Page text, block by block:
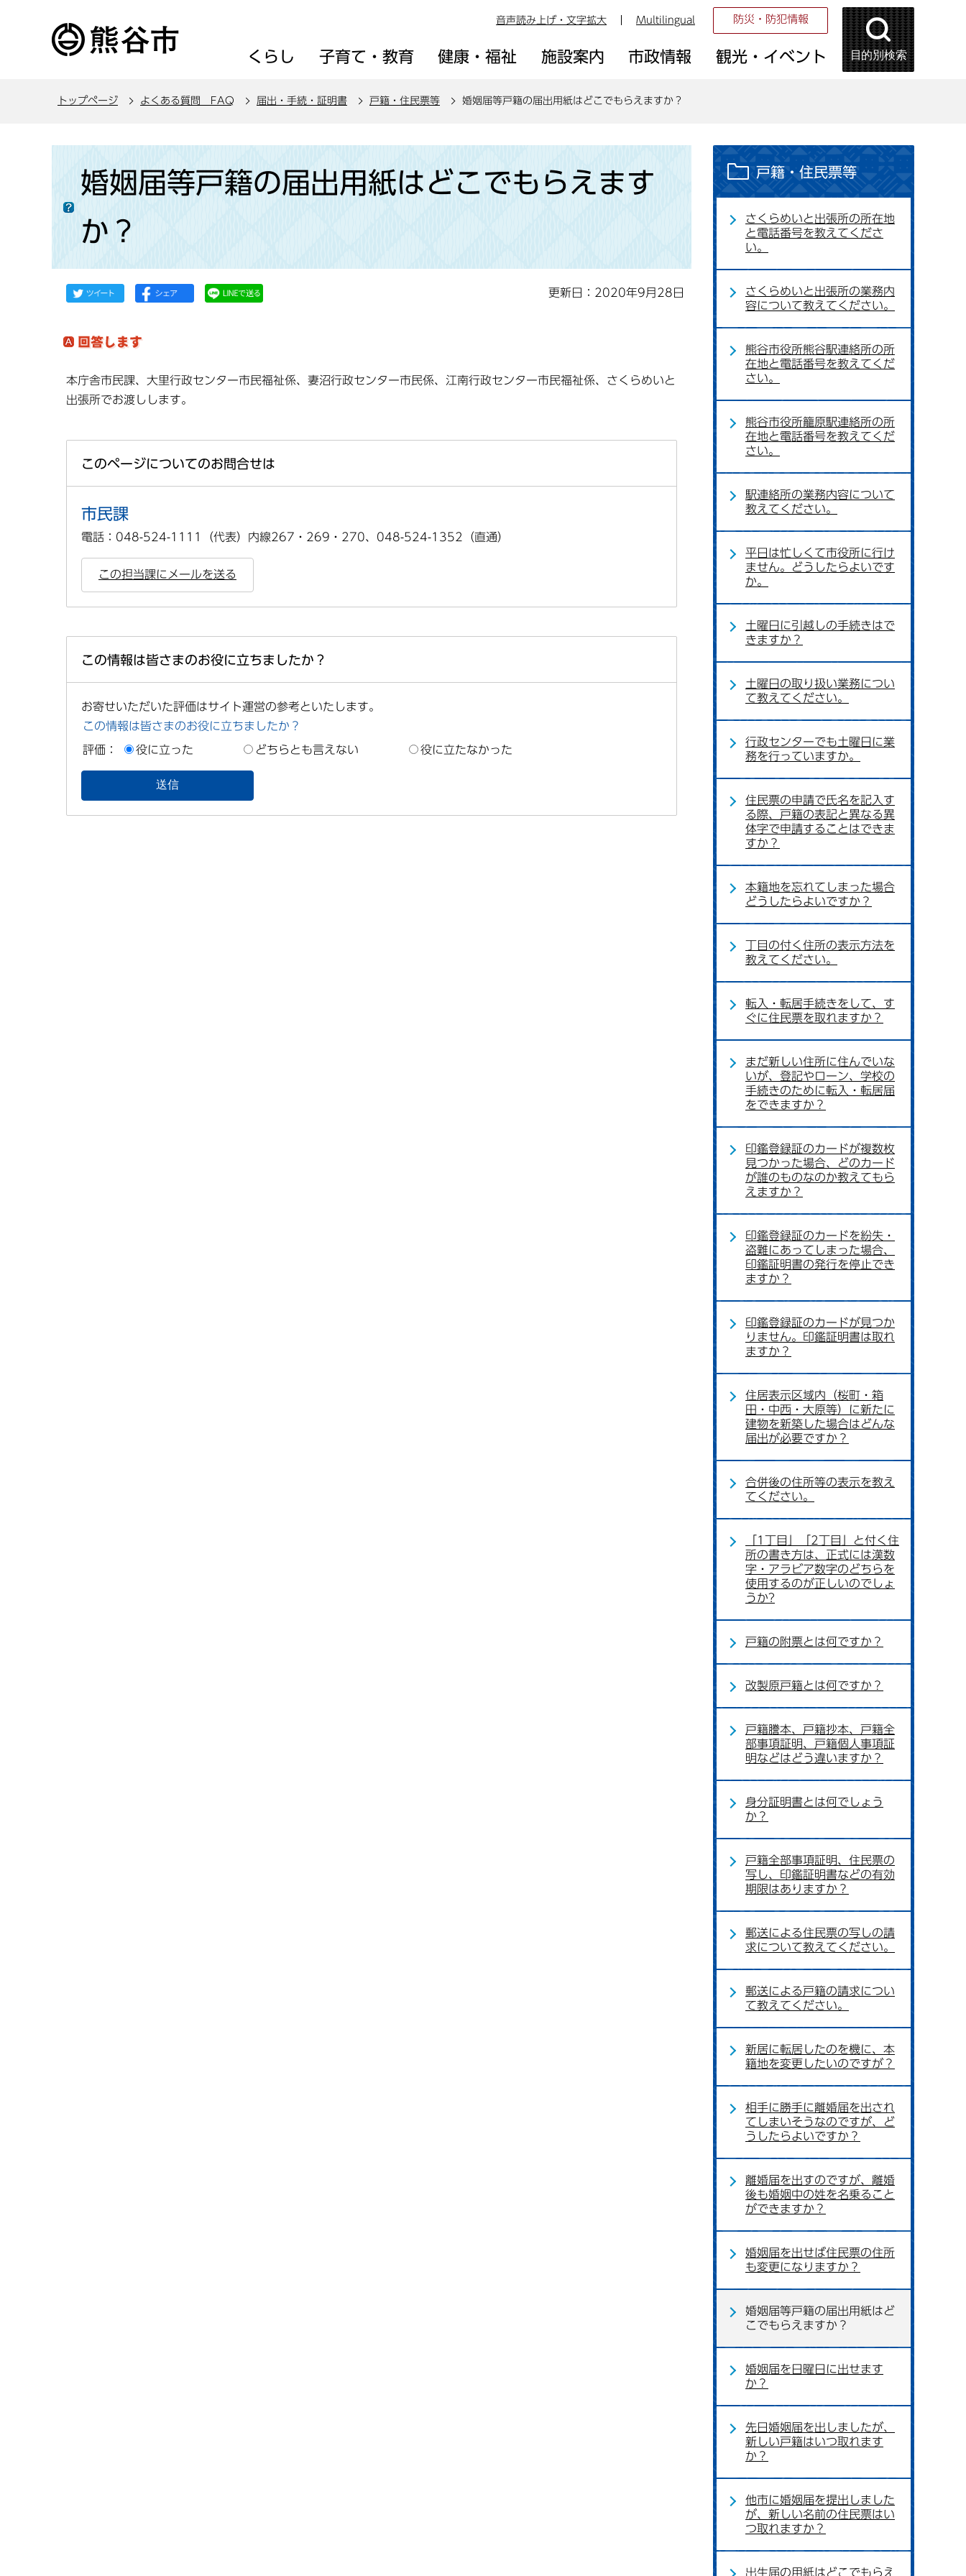
音声読み上げ・文字拡大 Multilingual 防災・防犯情報
くらし 子育て・教育 健康・福祉 施設案内 市政情報 観光・イベント 目的別検索
トップページ よくある質問 FAQ 届出・手続・証明書 戸籍・住民票等 婚姻届等戸籍の届出用紙はどこでもらえますか？
婚姻届等戸籍の届出用紙はどこでもらえます
か？
更新日：2020年9月28日
本庁舎市民課、大里行政センター市民福祉係、妻沼行政センター市民係、江南行政センター市民福祉係、さくらめいと
出張所でお渡しします。
このページについてのお問合せは
市民課
電話：048-524-1111（代表）内線267・269・270、048-524-1352（直通）
この担当課にメールを送る
この情報は皆さまのお役に立ちましたか？
お寄せいただいた評価はサイト運営の参考といたします。
この情報は皆さまのお役に立ちましたか？
評価： 役に立った どちらとも言えない 役に立たなかった
戸籍・住民票等
さくらめいと出張所の所在地
と電話番号を教えてくださ
い。
さくらめいと出張所の業務内
容について教えてください。
熊谷市役所熊谷駅連絡所の所
在地と電話番号を教えてくだ
さい。
熊谷市役所籠原駅連絡所の所
在地と電話番号を教えてくだ
さい。
駅連絡所の業務内容について
教えてください。
平日は忙しくて市役所に行け
ません。どうしたらよいです
か。
土曜日に引越しの手続きはで
きますか？
土曜日の取り扱い業務につい
て教えてください。
行政センターでも土曜日に業
務を行っていますか。
住民票の申請で氏名を記入す
る際、戸籍の表記と異なる異
体字で申請することはできま
すか？
本籍地を忘れてしまった場合
どうしたらよいですか？
丁目の付く住所の表示方法を
教えてください。
転入・転居手続きをして、す
ぐに住民票を取れますか？
まだ新しい住所に住んでいな
いが、登記やローン、学校の
手続きのために転入・転居届
をできますか？
印鑑登録証のカードが複数枚
見つかった場合、どのカード
が誰のものなのか教えてもら
えますか？
印鑑登録証のカードを紛失・
盗難にあってしまった場合、
印鑑証明書の発行を停止でき
ますか？
印鑑登録証のカードが見つか
りません。印鑑証明書は取れ
ますか？
住居表示区域内（桜町・箱
田・中西・大原等）に新たに
建物を新築した場合はどんな
届出が必要ですか？
合併後の住所等の表示を教え
てください。
「1丁目」「2丁目」と付く住
所の書き方は、正式には漢数
字・アラビア数字のどちらを
使用するのが正しいのでしょ
うか?
戸籍の附票とは何ですか？
改製原戸籍とは何ですか？
戸籍謄本、戸籍抄本、戸籍全
部事項証明、戸籍個人事項証
明などはどう違いますか？
身分証明書とは何でしょう
か？
戸籍全部事項証明、住民票の
写し、印鑑証明書などの有効
期限はありますか？
郵送による住民票の写しの請
求について教えてください。
郵送による戸籍の請求につい
て教えてください。
新居に転居したのを機に、本
籍地を変更したいのですが？
相手に勝手に離婚届を出され
てしまいそうなのですが、ど
うしたらよいですか？
離婚届を出すのですが、離婚
後も婚姻中の姓を名乗ること
ができますか？
婚姻届を出せば住民票の住所
も変更になりますか？
婚姻届等戸籍の届出用紙はど
こでもらえますか？
婚姻届を日曜日に出せます
か？
先日婚姻届を出しましたが、
新しい戸籍はいつ取れます
か？
他市に婚姻届を提出しました
が、新しい名前の住民票はい
つ取れますか？
出生届の用紙はどこでもらえ